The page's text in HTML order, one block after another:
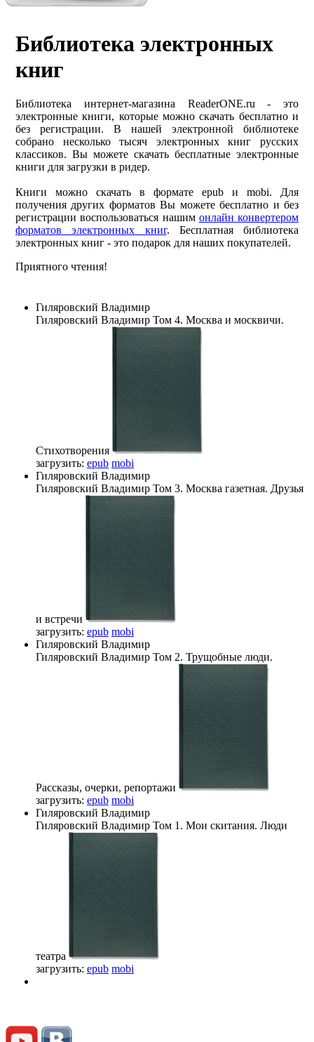
Библиотека электронных
книг
Библиотека интернет-магазина ReaderONE.ru - это
электронные книги, которые можно скачать бесплатно и
без регистрации. В нашей электронной библиотеке
собрано несколько тысяч электронных книг русских
классиков. Вы можете скачать бесплатные электронные
книги для загрузки в ридер.
Книги можно скачать в формате epub и mobi. Для
получения других форматов Вы можете бесплатно и без
регистрации воспользоваться нашим онлайн конвертером
форматов электронных книг. Бесплатная библиотека
электронных книг - это подарок для наших покупателей.
Приятного чтения!
Гиляровский Владимир
Гиляровский Владимир Том 4. Москва и москвичи.
Стихотворения
загрузить: epub mobi
Гиляровский Владимир
Гиляровский Владимир Том 3. Москва газетная. Друзья
и встречи
загрузить: epub mobi
Гиляровский Владимир
Гиляровский Владимир Том 2. Трущобные люди.
Рассказы, очерки, репортажи
загрузить: epub mobi
Гиляровский Владимир
Гиляровский Владимир Том 1. Мои скитания. Люди
театра
загрузить: epub mobi